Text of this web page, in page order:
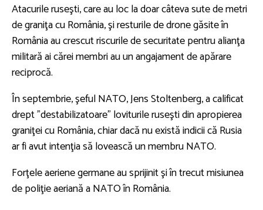
Atacurile ruseşti, care au loc la doar câteva sute de metri
de graniţa cu România, şi resturile de drone găsite în
România au crescut riscurile de securitate pentru alianţa
militară ai cărei membri au un angajament de apărare
reciprocă.
În septembrie, şeful NATO, Jens Stoltenberg, a calificat
drept "destabilizatoare" loviturile ruseşti din apropierea
graniţei cu România, chiar dacă nu există indicii că Rusia
ar fi avut intenţia să lovească un membru NATO.
Forţele aeriene germane au sprijinit şi în trecut misiunea
de poliţie aeriană a NATO în România.